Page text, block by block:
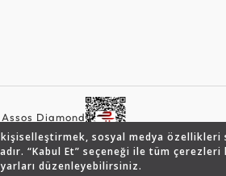
sosyal medya
“Kabul Et” seçeneği ile tüm
düzenleyebilirsiniz.
Diamond